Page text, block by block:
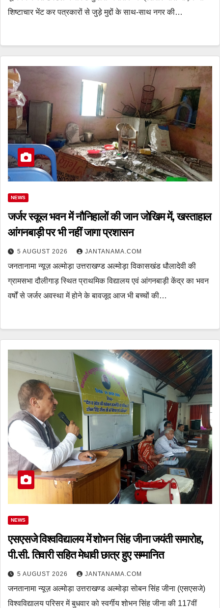
शिष्टाचार भेंट कर पत्रकारों से जुड़े मुद्दों के साथ-साथ नगर की…
NEWS
जर्जर स्कूल भवन में नौनिहालों की जान जोखिम में, खस्ताहाल
आंगनबाड़ी पर भी नहीं जागा प्रशासन
5 AUGUST 2026 JANTANAMA.COM
जनतानामा न्यूज़ अल्मोड़ा उत्तराखण्ड अल्मोड़ा विकासखंड धौलादेवी की
ग्रामसभा दौलीगाड़ स्थित प्राथमिक विद्यालय एवं आंगनबाड़ी केंद्र का भवन
वर्षों से जर्जर अवस्था में होने के बावजूद आज भी बच्चों की…
NEWS
एसएसजे विश्वविद्यालय में शोभन सिंह जीना जयंती समारोह,
पी.सी. तिवारी सहित मेधावी छात्र हुए सम्मानित
5 AUGUST 2026 JANTANAMA.COM
जनतानामा न्यूज़ अल्मोड़ा उत्तराखण्ड अल्मोड़ा सोबन सिंह जीना (एसएसजे)
विश्वविद्यालय परिसर में बुधवार को स्वर्गीय शोभन सिंह जीना की 117वीं